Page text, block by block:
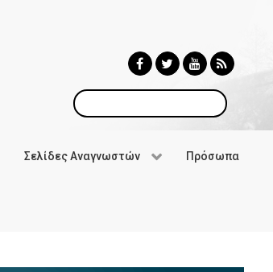
Αναζήτηση
Σελίδες Αναγνωστών Πρόσωπα